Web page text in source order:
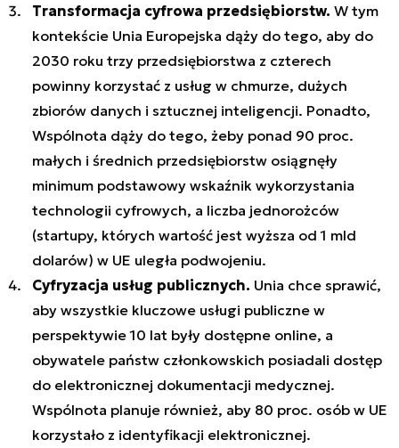
Transformacja cyfrowa przedsiębiorstw. W tym
kontekście Unia Europejska dąży do tego, aby do
2030 roku trzy przedsiębiorstwa z czterech
powinny korzystać z usług w chmurze, dużych
zbiorów danych i sztucznej inteligencji. Ponadto,
Wspólnota dąży do tego, żeby ponad 90 proc.
małych i średnich przedsiębiorstw osiągnęły
minimum podstawowy wskaźnik wykorzystania
technologii cyfrowych, a liczba jednorożców
(startupy, których wartość jest wyższa od 1 mld
dolarów) w UE uległa podwojeniu.
Cyfryzacja usług publicznych. Unia chce sprawić,
aby wszystkie kluczowe usługi publiczne w
perspektywie 10 lat były dostępne online, a
obywatele państw członkowskich posiadali dostęp
do elektronicznej dokumentacji medycznej.
Wspólnota planuje również, aby 80 proc. osób w UE
korzystało z identyfikacji elektronicznej.